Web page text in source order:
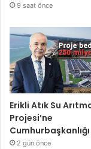
9 saat önce
Erikli Atık Su
Projesi’ne
Cumhurbaşkanlığı
2 gün önce